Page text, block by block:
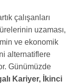
çalışanları
uzaması,
ve ekonomik
alternatiflere
Günümüzde
Kariyer, İkinci